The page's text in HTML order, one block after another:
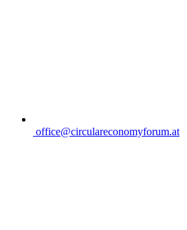
office@circulareconomyforum.at